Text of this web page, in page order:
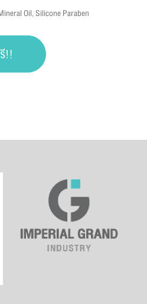
Oil, Silicone Paraben